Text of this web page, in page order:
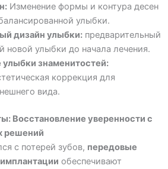
Изменение формы и контура десен
улыбки.
дизайн улыбки:предварительный
новой улыбки до начала лечения.
знаменитостей:
коррекция для
вида.
Восстановление уверенности с
решений
с потерей зубов, передовые
обеспечивают